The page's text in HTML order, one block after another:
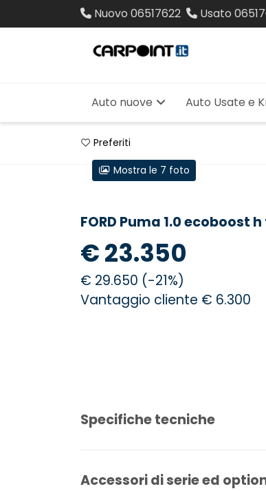
Nuovo 06517622 Usato
Auto nuove Auto Usate e
Preferiti
Mostra le 7 foto
FORD Puma 1.0 ecoboost
€ 23.350
€ 29.650 (-21%)
Vantaggio cliente € 6.300
Specifiche tecniche
Accessori di serie ed